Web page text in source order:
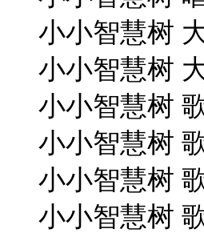
小小智慧树
小小智慧树
小小智慧树
小小智慧树
小小智慧树
小小智慧树